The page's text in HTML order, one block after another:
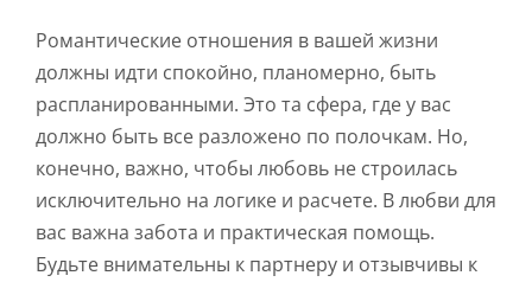
Романтические отношения в вашей жизни
должны идти спокойно, планомерно, быть
распланированными. Это та сфера, где у вас
должно быть все разложено по полочкам. Но,
конечно, важно, чтобы любовь не строилась
исключительно на логике и расчете. В любви для
вас важна забота и практическая помощь.
Будьте внимательны к партнеру и отзывчивы к